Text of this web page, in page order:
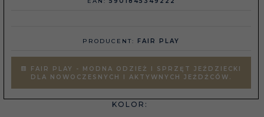
PRODUCENT: FAIR PLAY
FAIR PLAY - MODNA ODZIEŻ I SPRZĘT JEŹDZIECKI
DLA NOWOCZESNYCH I AKTYWNYCH JEŹDŹCÓW.
KOLOR: